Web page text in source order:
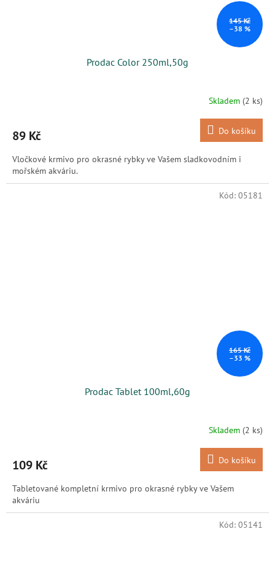
145 Kč
–38 %
Prodac Color 250ml,50g
Skladem (2 ks)
89 Kč Do košíku
Vločkové krmivo pro okrasné rybky ve Vašem sladkovodním i
mořském akváriu.
165 Kč
–33 %
Prodac Tablet 100ml,60g
Skladem (2 ks)
109 Kč Do košíku
Tabletované kompletní krmivo pro okrasné rybky ve Vašem
akváriu
Kód: 05181
Kód: 05141